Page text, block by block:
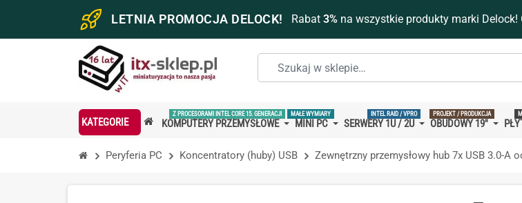
LETNIA PROMOCJA DELOCK! Rabat 3%na wszystkie produkty marki
KATEGORIE KOMPUTERY PRZEMYSŁOWE
Z PROCESORAMI INTEL CORE 15. GENERACJI
MINI PC
MAŁE WYMIARY
SERWERY 1U / 2U
INTEL RAID / VPRO
OBUDOWY 19''
PROJEKT / PRODUKCJA
Peryferia PC Koncentratory (huby) USB Zewnętrzny przemysłowy hub 7x USB 3.0-A